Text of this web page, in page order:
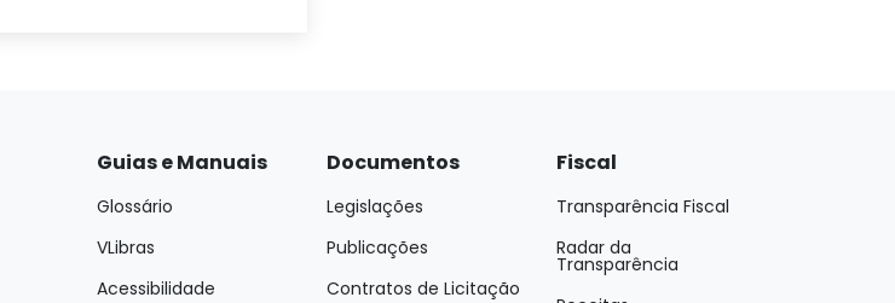
Guias e Manuais
Glossário
VLibras
Acessibilidade
Documentos
Legislações
Publicações
Contratos de Licitação
Fiscal
Transparência Fiscal
Radar da
Transparência